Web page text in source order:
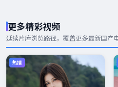
更多精彩视频
延续片库浏览路径，覆盖更多最新国产
热播